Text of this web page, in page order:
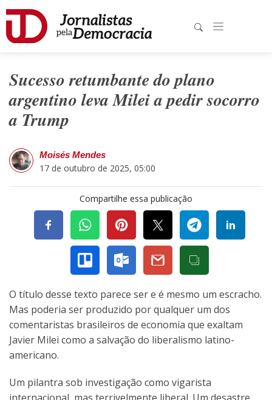
Sucesso retumbante do plano
argentino leva Milei a pedir socorro
a Trump
Moisés Mendes
17 de outubro de 2025, 05:00
Compartilhe essa publicação
O título desse texto parece ser e é mesmo um escracho.
Mas poderia ser produzido por qualquer um dos
comentaristas brasileiros de economia que exaltam
Javier Milei como a salvação do liberalismo latino-
americano.
Um pilantra sob investigação como vigarista